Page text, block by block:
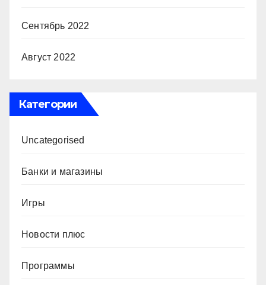
Сентябрь 2022
Август 2022
Категории
Uncategorised
Банки и магазины
Игры
Новости плюс
Программы